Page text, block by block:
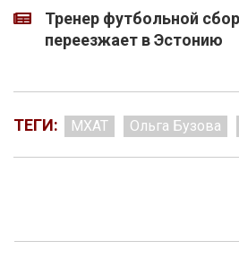
Тренер футбольной
переезжает в Эстонию
ТЕГИ: МХАТ Ольга Бузова